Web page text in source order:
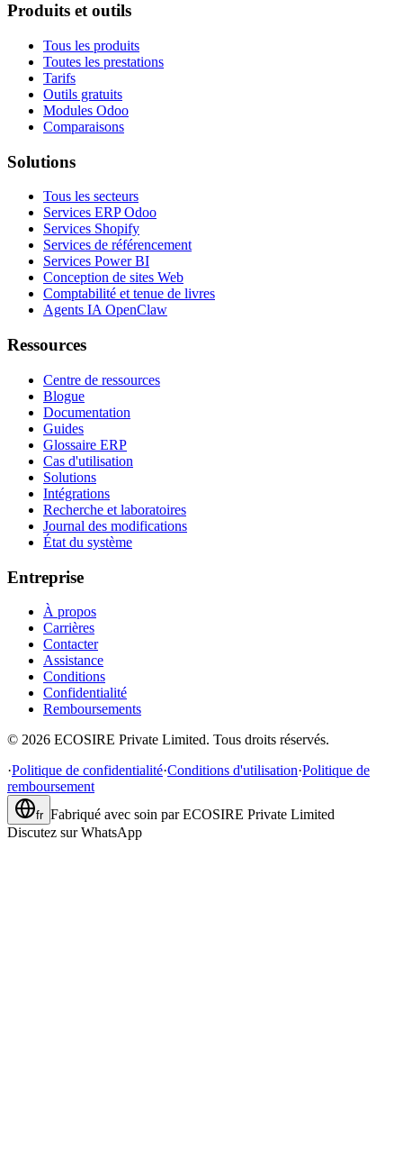
Produits et outils
Tous les produits
Toutes les prestations
Tarifs
Outils gratuits
Modules Odoo
Comparaisons
Solutions
Tous les secteurs
Services ERP Odoo
Services Shopify
Services de référencement
Services Power BI
Conception de sites Web
Comptabilité et tenue de livres
Agents IA OpenClaw
Ressources
Centre de ressources
Blogue
Documentation
Guides
Glossaire ERP
Cas d'utilisation
Solutions
Intégrations
Recherche et laboratoires
Journal des modifications
État du système
Entreprise
À propos
Carrières
Contacter
Assistance
Conditions
Confidentialité
Remboursements
© 2026 ECOSIRE Private Limited. Tous droits réservés.
·Politique de confidentialité·Conditions d'utilisation·Politique de
remboursement
fr Fabriqué avec soin par ECOSIRE Private Limited
Discutez sur WhatsApp